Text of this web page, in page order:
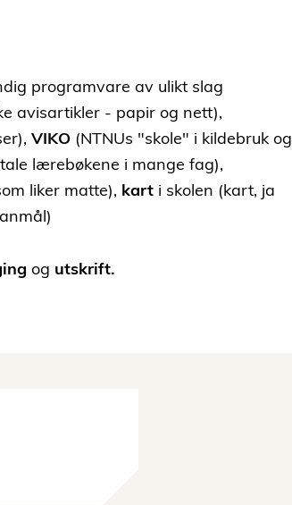
programvare av ulikt slag
avisartikler - papir og nett),
VIKO (NTNUs "skole" i kildebruk og
lærebøkene i mange fag),
liker matte), kart i skolen (kart, ja
og utskrift.